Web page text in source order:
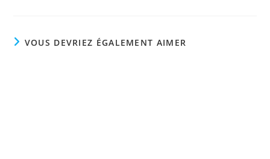
e s er e l
VOUS DEVRIEZ ÉGALEMENT AIMER